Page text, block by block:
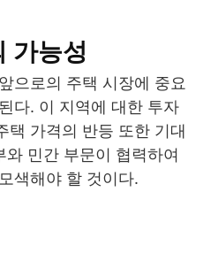
가능성
으로의 주택 시장에 중요
다. 이 지역에 대한 투자
택 가격의 반등 또한 기대
민간 부문이 협력하여
색해야 할 것이다.